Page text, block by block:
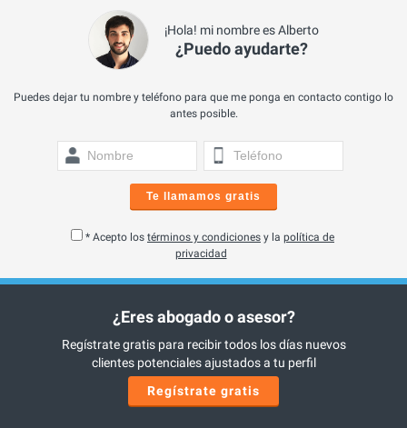
¡Hola! mi nombre es Alberto
¿Puedo ayudarte?
Puedes dejar tu nombre y teléfono para que me ponga en contacto contigo lo
antes posible.
Te llamamos gratis
* Acepto los términos y condiciones y la política de
privacidad
¿Eres abogado o asesor?
Regístrate gratis para recibir todos los días nuevos
clientes potenciales ajustados a tu perfil
Regístrate gratis